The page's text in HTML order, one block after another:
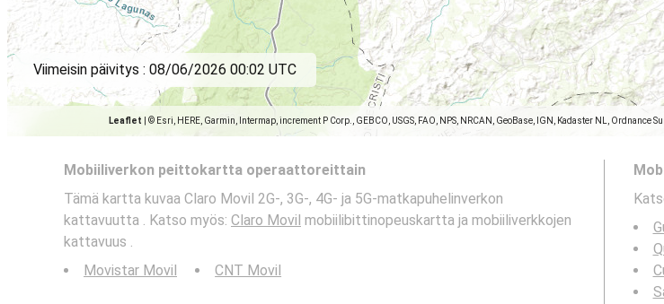
Leaflet © Esri, HERE, Garmin, Intermap, increment P Corp., GEBCO, USGS, FAO, NPS, NRCAN, GeoBase, IGN, Kadaster NL,
Viimeisin päivitys : 08/06/2026 00:02 UTC
Mobiiliverkon peittokartta operaattoreittain
Tämä kartta kuvaa Claro Movil 2G-, 3G-, 4G- ja 5G-matkapuhelinverkon
kattavuutta . Katso myös: Claro Movil mobiilibittinopeuskartta ja mobiiliverkkojen
kattavuus .
Movistar Movil
CNT Movil